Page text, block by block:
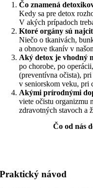
Čo znamená
Kedy sa pre detox
V akých prípadoch
Ktoré orgány sú
Niečo o tkanivách,
a obnove tkanív v
Aký detox je vhodný
po chorobe, po
(preventívna očista),
v seniorskom veku,
Akými prírodnými
viete očistu organizmu
zdravotných stavoch a
Čo od nás
Praktický návod